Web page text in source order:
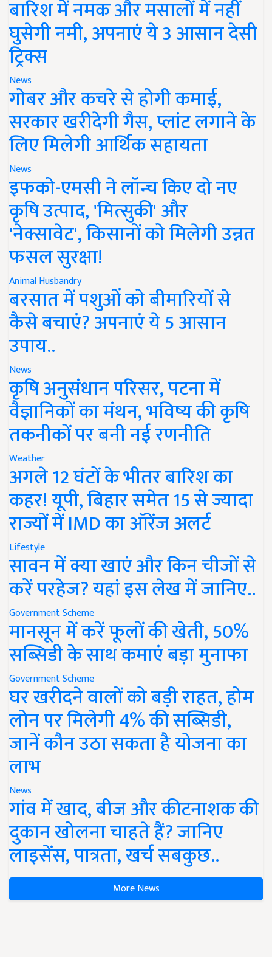
बारिश में नमक और मसालों में नहीं
घुसेगी नमी, अपनाएं ये 3 आसान देसी
ट्रिक्स
News
गोबर और कचरे से होगी कमाई,
सरकार खरीदेगी गैस, प्लांट लगाने के
लिए मिलेगी आर्थिक सहायता
News
इफको-एमसी ने लॉन्च किए दो नए
कृषि उत्पाद, 'मित्सुकी' और
'नेक्सावेट', किसानों को मिलेगी उन्नत
फसल सुरक्षा!
Animal Husbandry
बरसात में पशुओं को बीमारियों से
कैसे बचाएं? अपनाएं ये 5 आसान
उपाय..
News
कृषि अनुसंधान परिसर, पटना में
वैज्ञानिकों का मंथन, भविष्य की कृषि
तकनीकों पर बनी नई रणनीति
Weather
अगले 12 घंटों के भीतर बारिश का
कहर! यूपी, बिहार समेत 15 से ज्यादा
राज्यों में IMD का ऑरेंज अलर्ट
Lifestyle
सावन में क्या खाएं और किन चीजों से
करें परहेज? यहां इस लेख में जानिए..
Government Scheme
मानसून में करें फूलों की खेती, 50%
सब्सिडी के साथ कमाएं बड़ा मुनाफा
Government Scheme
घर खरीदने वालों को बड़ी राहत, होम
लोन पर मिलेगी 4% की सब्सिडी,
जानें कौन उठा सकता है योजना का
लाभ
News
गांव में खाद, बीज और कीटनाशक की
दुकान खोलना चाहते हैं? जानिए
लाइसेंस, पात्रता, खर्च सबकुछ..
More News